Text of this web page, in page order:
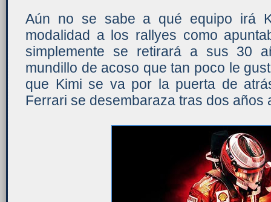
Aún no se sabe a qué equipo irá
modalidad a los rallyes como
simplemente se retirará a sus 30
mundillo de acoso que tan poco le
que Kimi se va por la puerta de
Ferrari se desembaraza tras dos años